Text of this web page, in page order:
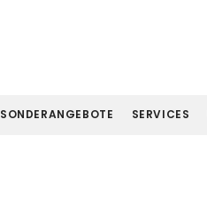
SONDERANGEBOTE SERVICES